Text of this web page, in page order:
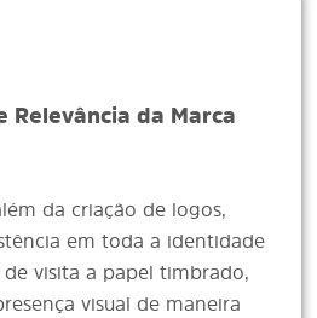
Relevância da Marca
da criação de logos,
em toda a identidade
de visita a papel timbrado,
visual de maneira